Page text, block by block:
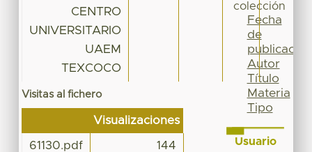
CENTRO
UNIVERSITARIO
UAEM
TEXCOCO
Visitas al fichero
Visualizaciones
61130.pdf 144
colección
Fecha
de
publicación
Autor
Título
Materia
Tipo
Usuario